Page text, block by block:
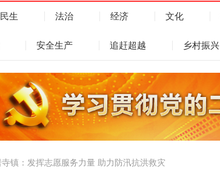
民生 法治 经济 文化
安全生产 追赶超越 乡村振兴
镇：发挥志愿服务力量 助力防汛抗洪救灾